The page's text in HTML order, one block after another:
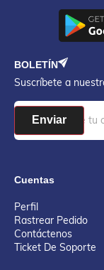
BOLETÍN
Suscríbete a
Enviar
Cuentas
Perfil
Rastrear Pedido
Contáctenos
Ticket De Soporte